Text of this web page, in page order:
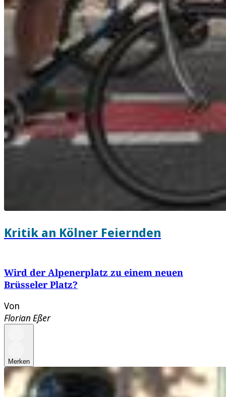
Kritik an Kölner Feiernden
Wird der Alpenerplatz zu einem neuen
Brüsseler Platz?
Von
Florian Eßer
Merken